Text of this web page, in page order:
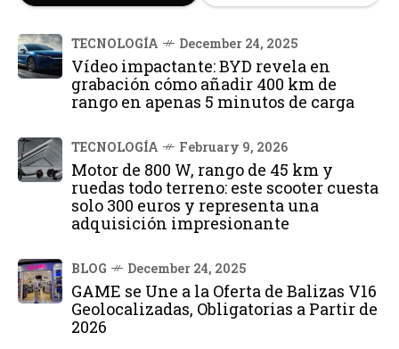
TECNOLOGÍA December 24, 2025
Vídeo impactante: BYD revela en
grabación cómo añadir 400 km de
rango en apenas 5 minutos de carga
TECNOLOGÍA February 9, 2026
Motor de 800 W, rango de 45 km y
ruedas todo terreno: este scooter cuesta
solo 300 euros y representa una
adquisición impresionante
BLOG December 24, 2025
GAME se Une a la Oferta de Balizas V16
Geolocalizadas, Obligatorias a Partir de
2026